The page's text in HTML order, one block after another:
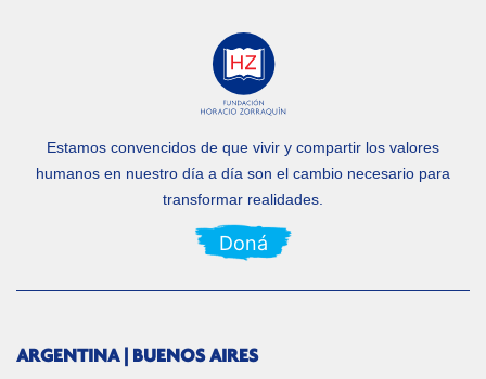
Estamos convencidos de que vivir y compartir los valores
humanos en nuestro día a día son el cambio necesario para
transformar realidades.
Doná
ARGENTINA | BUENOS AIRES